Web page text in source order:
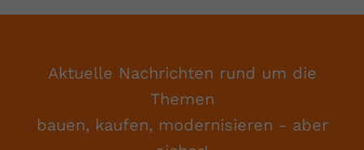
Aktuelle Nachrichten rund um die
Themen
bauen, kaufen, modernisieren - aber